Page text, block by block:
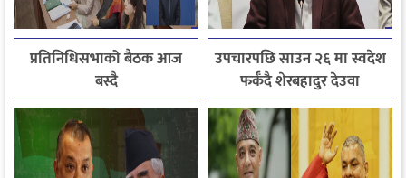
प्रतिनिधिसभाको बैठक आज
बस्दै
उपचारपछि साउन २६ मा स्वदेश
फर्कँदै शेरबहादुर देउवा